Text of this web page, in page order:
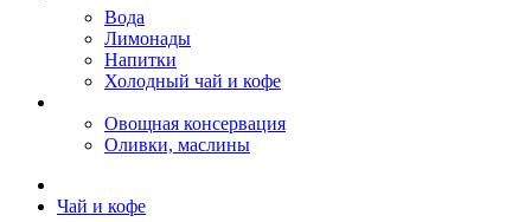
Вода
Лимонады
Напитки
Холодный чай и кофе
Овощная консервация
Оливки, маслины
Чай и кофе